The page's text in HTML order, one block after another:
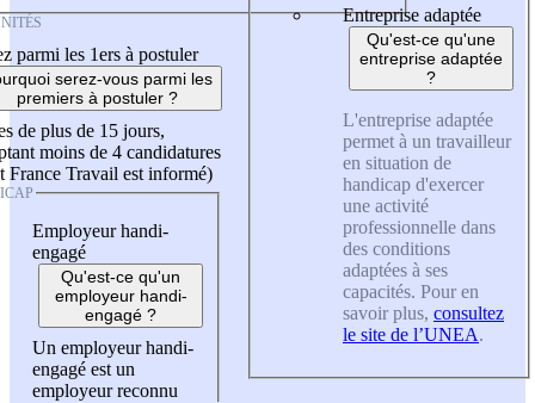
parmi les 1ers à postuler
serez-vous parmi les
premiers à postuler ?
de plus de 15 jours,
moins de 4 candidatures
France Travail est informé)
Employeur handi-
engagé
Qu'est-ce qu'un
employeur handi-
engagé ?
Un employeur handi-
engagé est un
employeur reconnu
Entreprise adaptée
Qu'est-ce qu'une
entreprise adaptée
?
L'entreprise adaptée
permet à un travailleur
en situation de
handicap d'exercer
une activité
professionnelle dans
des conditions
adaptées à ses
capacités. Pour en
savoir plus, consultez
le site de l’UNEA.